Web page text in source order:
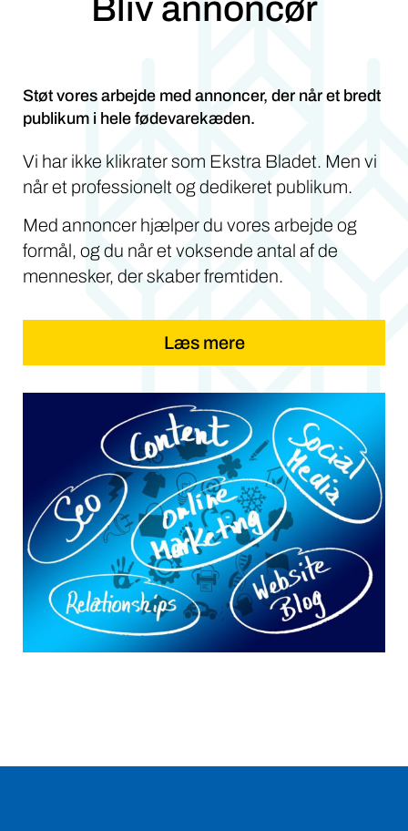
Bliv annoncør
Støt vores arbejde med annoncer, der når et bredt
publikum i hele fødevarekæden.
Vi har ikke klikrater som Ekstra Bladet. Men vi
når et professionelt og dedikeret publikum.
Med annoncer hjælper du vores arbejde og
formål, og du når et voksende antal af de
mennesker, der skaber fremtiden.
Læs mere